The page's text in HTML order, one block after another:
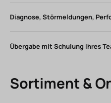
Diagnose, Störmeldungen,
Übergabe mit Schulung Ihres
Sortiment &